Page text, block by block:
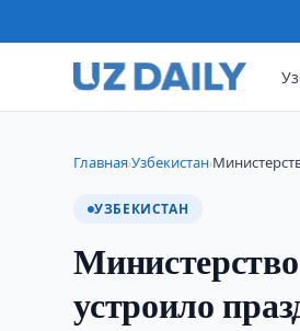
Главная›Узбекистан›
УЗБЕКИСТАН
устроило